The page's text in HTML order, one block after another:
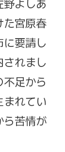
た宮原春
要請し
れまし
足から
れてい
ら苦情が